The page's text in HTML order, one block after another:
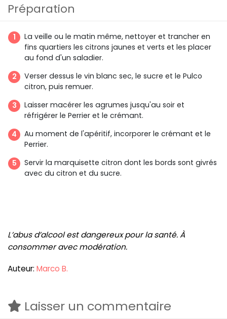
Préparation
La veille ou le matin même, nettoyer et trancher en
fins quartiers les citrons jaunes et verts et les placer
au fond d'un saladier.
Verser dessus le vin blanc sec, le sucre et le Pulco
citron, puis remuer.
Laisser macérer les agrumes jusqu'au soir et
réfrigérer le Perrier et le crémant.
Au moment de l'apéritif, incorporer le crémant et le
Perrier.
Servir la marquisette citron dont les bords sont givrés
avec du citron et du sucre.
L’abus d’alcool est dangereux pour la santé. À
consommer avec modération.
Auteur: Marco B.
Laisser un commentaire